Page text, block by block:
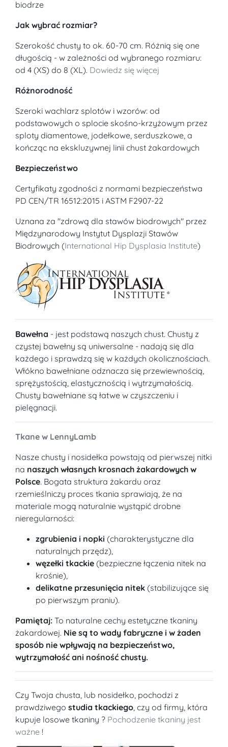
biodrze
Jak wybrać rozmiar?
Szerokość chusty to ok. 60-70 cm. Różnią się one
długością - w zależności od wybranego rozmiaru:
od 4 (XS) do 8 (XL). Dowiedz się więcej
Różnorodność
Szeroki wachlarz splotów i wzorów: od
podstawowych o splocie skośno-krzyżowym przez
sploty diamentowe, jodełkowe, serduszkowe, a
kończąc na ekskluzywnej linii chust żakardowych
Bezpieczeństwo
Certyfikaty zgodności z normami bezpieczeństwa
PD CEN/TR 16512:2015 i ASTM F2907-22
Uznana za "zdrową dla stawów biodrowych" przez
Międzynarodowy Instytut Dysplazji Stawów
Biodrowych (International Hip Dysplasia Institute)
Bawełna - jest podstawą naszych chust. Chusty z
czystej bawełny są uniwersalne - nadają się dla
każdego i sprawdzą się w każdych okolicznościach.
Włókno bawełniane odznacza się przewiewnością,
sprężystością, elastycznością i wytrzymałością.
Chusty bawełniane są łatwe w czyszczeniu i
pielęgnacji.
Tkane w LennyLamb
Nasze chusty i nosidełka powstają od pierwszej nitki
na naszych własnych krosnach żakardowych w
Polsce. Bogata struktura żakardu oraz
rzemieślniczy proces tkania sprawiają, że na
materiale mogą naturalnie wystąpić drobne
nieregularności:
zgrubienia i nopki (charakterystyczne dla
naturalnych przędz),
węzełki tkackie (bezpieczne łączenia nitek na
krośnie),
delikatne przesunięcia nitek (stabilizujące się
po pierwszym praniu).
Pamiętaj: To naturalne cechy estetyczne tkaniny
żakardowej. Nie są to wady fabryczne i w żaden
sposób nie wpływają na bezpieczeństwo,
wytrzymałość ani nośność chusty.
Czy Twoja chusta, lub nosidełko, pochodzi z
prawdziwego studia tkackiego, czy od firmy, która
kupuje losowe tkaniny ? Pochodzenie tkaniny jest
ważne !